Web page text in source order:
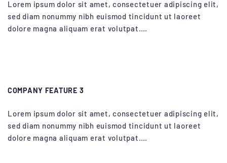
Lorem ipsum dolor sit amet, consectetuer adipiscing elit,
sed diam nonummy nibh euismod tincidunt ut laoreet
dolore magna aliquam erat volutpat….
COMPANY FEATURE 3
Lorem ipsum dolor sit amet, consectetuer adipiscing elit,
sed diam nonummy nibh euismod tincidunt ut laoreet
dolore magna aliquam erat volutpat….